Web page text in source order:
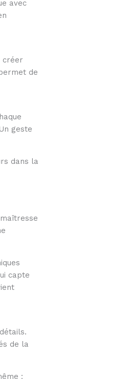
avec
créer
de
geste
dans la
capte
de la
: